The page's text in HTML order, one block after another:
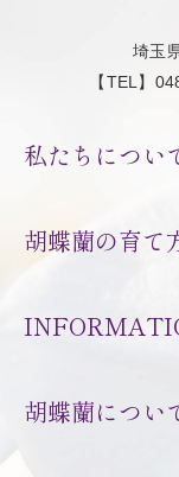
埼玉
【TEL】
私たちについ
胡蝶蘭の育て
胡蝶蘭につい